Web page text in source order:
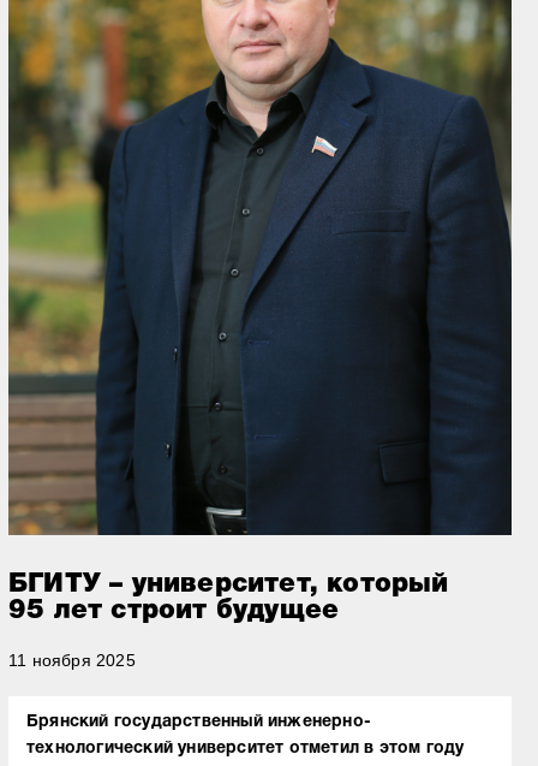
БГИТУ – университет, который
95 лет строит будущее
11 ноября 2025
Брянский государственный инженерно-
технологический университет отметил в этом году